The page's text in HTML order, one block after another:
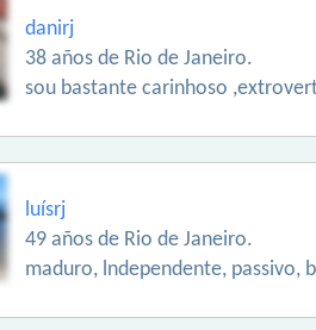
danirj
38 años de Rio de Janeiro.
sou bastante carinhoso
luísrj
49 años de Rio de Janeiro.
maduro, lndependente, passivo,